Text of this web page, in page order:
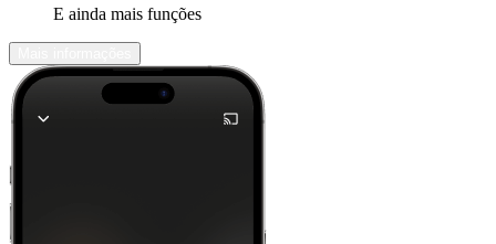
E ainda mais funções